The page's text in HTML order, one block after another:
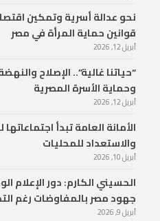
نحو عدالة أسرية وتمكين
قوانين حماية المرأة في مصر
أبريل 12, 2026
“حياتنا غالية”.. الإصلاح
وحماية الأسرة المصرية
أبريل 12, 2026
الأمانة العامة تبدأ
والاستعداد للمحليات
أبريل 10, 2026
الحسيني الكارم: دور
جهود مصر بالمفاوضات رغم
أبريل 9, 2026